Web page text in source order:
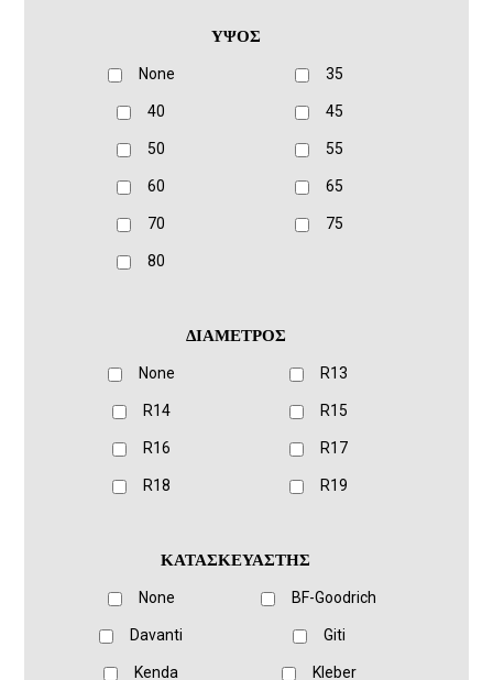
ΥΨΟΣ
None 35
40 45
50 55
60 65
70 75
80
ΔΙΑΜΕΤΡΟΣ
None R13
R14 R15
R16 R17
R18 R19
ΚΑΤΑΣΚΕΥΑΣΤΗΣ
None BF-Goodrich
Davanti Giti
Kenda Kleber